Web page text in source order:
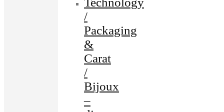
/
Packaging
&
Carat
/
Bijoux
–